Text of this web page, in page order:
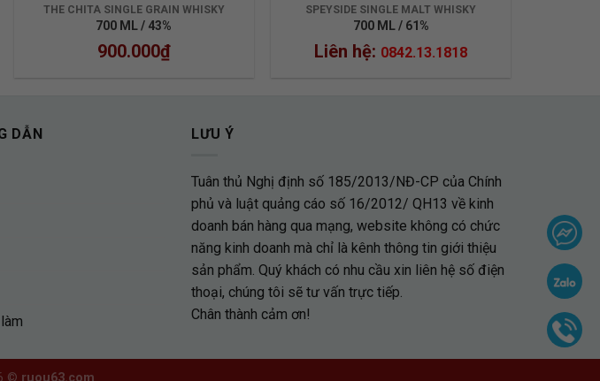
THE CHITA SINGLE GRAIN WHISKY
700 ML / 43%
900.000₫
SPEYSIDE SINGLE MALT WHISKY
700 ML / 61%
Liên hệ: 0842.13.1818
DẪN LƯU Ý
Tuân thủ Nghị định số 185/2013/NĐ-CP của Chính
phủ và luật quảng cáo số 16/2012/ QH13 về kinh
doanh bán hàng qua mạng, website không có chức
năng kinh doanh mà chỉ là kênh thông tin giới thiệu
sản phẩm. Quý khách có nhu cầu xin liên hệ số điện
thoại, chúng tôi sẽ tư vấn trực tiếp.
Chân thành cảm ơn!